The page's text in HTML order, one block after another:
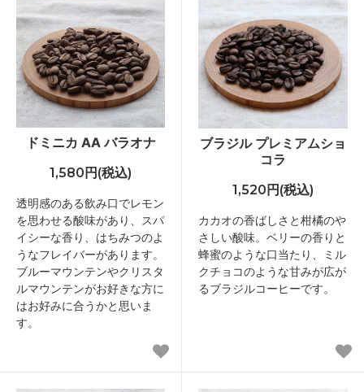
ドミニカ AA バラオナ
1,580円(税込)
透明感のある飲み口でレモン
を思わせる酸味があり、スパ
イシーな香り、はちみつのよ
うなフレイバーがあります。
ブルーマウンテンやクリスタ
ルマウンテンがお好きな方に
はお好みに合うかと思いま
す。
ブラジル プレミアムショ
コラ
1,520円(税込)
カカオの香ばしさと柑橘のや
さしい酸味。ベリーの香りと
蜂蜜のような口当たり、ミル
クチョコのような甘みが広が
るブラジルコーヒーです。